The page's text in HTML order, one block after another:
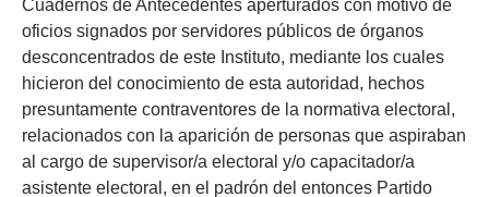
Cuadernos de Antecedentes aperturados con motivo de
oficios signados por servidores públicos de órganos
desconcentrados de este Instituto, mediante los cuales
hicieron del conocimiento de esta autoridad, hechos
presuntamente contraventores de la normativa electoral,
relacionados con la aparición de personas que aspiraban
al cargo de supervisor/a electoral y/o capacitador/a
asistente electoral, en el padrón del entonces Partido